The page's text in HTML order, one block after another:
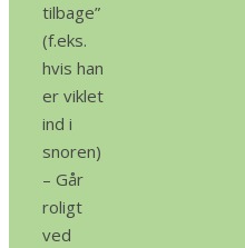
tilbage”
(f.eks.
hvis han
er viklet
ind i
snoren)
– Går
roligt
ved